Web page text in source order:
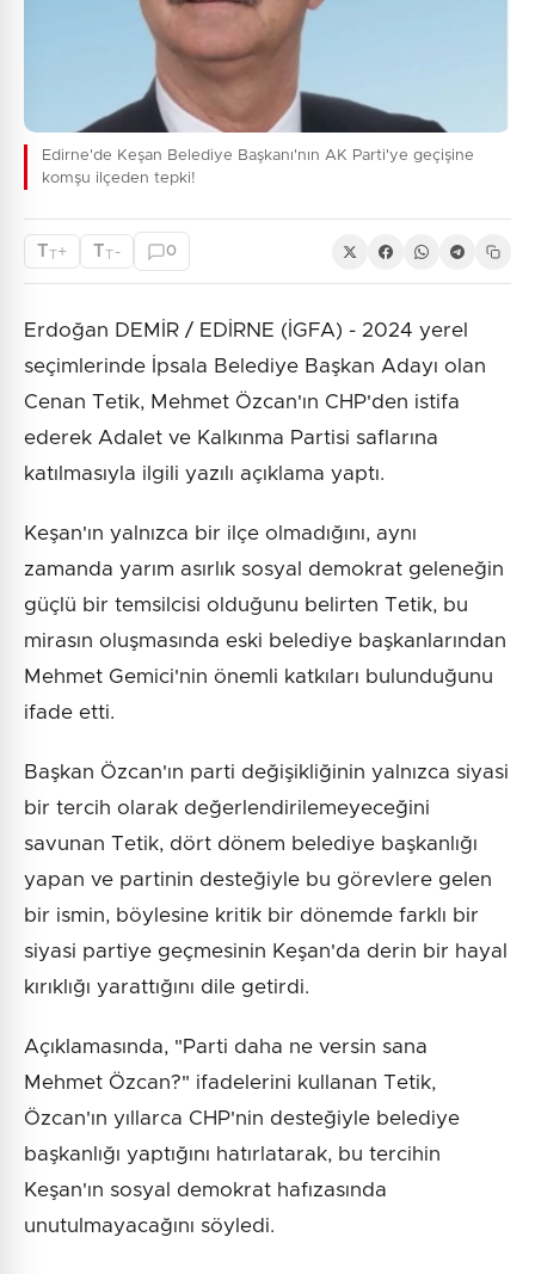
Edirne'de Keşan Belediye Başkanı'nın AK Parti'ye geçişine
komşu ilçeden tepki!
TT+ TT - 0
Erdoğan DEMİR / EDİRNE (İGFA) - 2024 yerel
seçimlerinde İpsala Belediye Başkan Adayı olan
Cenan Tetik, Mehmet Özcan'ın CHP'den istifa
ederek Adalet ve Kalkınma Partisi saflarına
katılmasıyla ilgili yazılı açıklama yaptı.
Keşan'ın yalnızca bir ilçe olmadığını, aynı
zamanda yarım asırlık sosyal demokrat geleneğin
güçlü bir temsilcisi olduğunu belirten Tetik, bu
mirasın oluşmasında eski belediye başkanlarından
Mehmet Gemici'nin önemli katkıları bulunduğunu
ifade etti.
Başkan Özcan'ın parti değişikliğinin yalnızca siyasi
bir tercih olarak değerlendirilemeyeceğini
savunan Tetik, dört dönem belediye başkanlığı
yapan ve partinin desteğiyle bu görevlere gelen
bir ismin, böylesine kritik bir dönemde farklı bir
siyasi partiye geçmesinin Keşan'da derin bir hayal
kırıklığı yarattığını dile getirdi.
Açıklamasında, "Parti daha ne versin sana
Mehmet Özcan?" ifadelerini kullanan Tetik,
Özcan'ın yıllarca CHP'nin desteğiyle belediye
başkanlığı yaptığını hatırlatarak, bu tercihin
Keşan'ın sosyal demokrat hafızasında
unutulmayacağını söyledi.